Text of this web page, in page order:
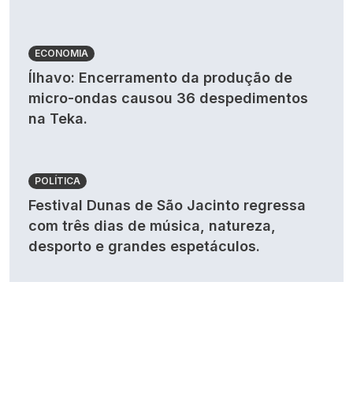
ECONOMIA
Ílhavo: Encerramento da produção de
micro-ondas causou 36 despedimentos
na Teka.
POLÍTICA
Festival Dunas de São Jacinto regressa
com três dias de música, natureza,
desporto e grandes espetáculos.